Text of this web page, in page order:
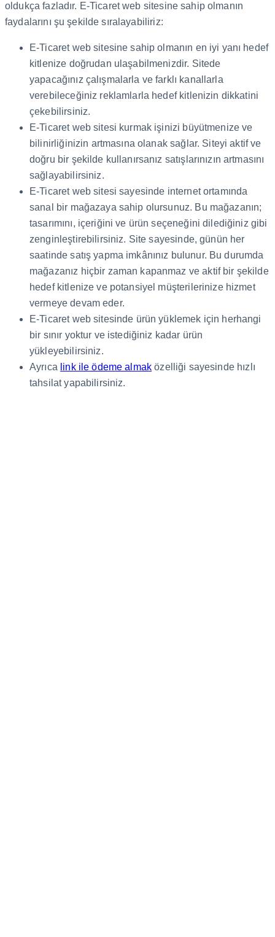
oldukça fazladır. E-Ticaret web sitesine sahip olmanın
faydalarını şu şekilde sıralayabiliriz:
E-Ticaret web sitesine sahip olmanın en iyi yanı hedef
kitlenize doğrudan ulaşabilmenizdir. Sitede
yapacağınız çalışmalarla ve farklı kanallarla
verebileceğiniz reklamlarla hedef kitlenizin dikkatini
çekebilirsiniz.
E-Ticaret web sitesi kurmak işinizi büyütmenize ve
bilinirliğinizin artmasına olanak sağlar. Siteyi aktif ve
doğru bir şekilde kullanırsanız satışlarınızın artmasını
sağlayabilirsiniz.
E-Ticaret web sitesi sayesinde internet ortamında
sanal bir mağazaya sahip olursunuz. Bu mağazanın;
tasarımını, içeriğini ve ürün seçeneğini dilediğiniz gibi
zenginleştirebilirsiniz. Site sayesinde, günün her
saatinde satış yapma imkânınız bulunur. Bu durumda
mağazanız hiçbir zaman kapanmaz ve aktif bir şekilde
hedef kitlenize ve potansiyel müşterilerinize hizmet
vermeye devam eder.
E-Ticaret web sitesinde ürün yüklemek için herhangi
bir sınır yoktur ve istediğiniz kadar ürün
yükleyebilirsiniz.
Ayrıca link ile ödeme almak özelliği sayesinde hızlı
tahsilat yapabilirsiniz.